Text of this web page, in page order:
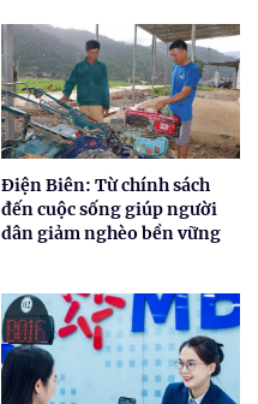
Điện Biên: Từ chính sách
đến cuộc sống giúp người
dân giảm nghèo bền vững